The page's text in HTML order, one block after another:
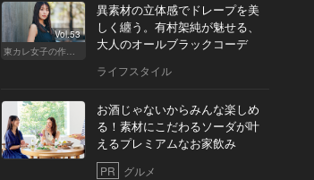
Vol.53
東カレ女子の作り方
異素材の立体感でドレープを美
しく纏う。有村架純が魅せる、
大人のオールブラックコーデ
ライフスタイル
お酒じゃないからみんな楽しめ
る！素材にこだわるソーダが叶
えるプレミアムなお家飲み
PR グルメ